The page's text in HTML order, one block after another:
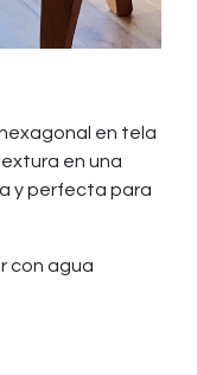
en tela
en una
y perfecta para
con agua